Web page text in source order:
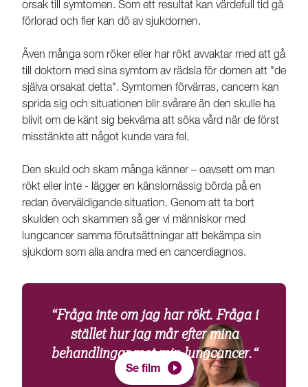
orsak till symtomen. Som ett resultat kan värdefull tid gå
förlorad och fler kan dö av sjukdomen.
Även många som röker eller har rökt avvaktar med att gå
till doktorn med sina symtom av rädsla för domen att "de
själva orsakat detta". Symtomen förvärras, cancern kan
sprida sig och situationen blir svårare än den skulle ha
blivit om de känt sig bekväma att söka vård när de först
misstänkte att något kunde vara fel.
Den skuld och skam många känner – oavsett om man
rökt eller inte - lägger en känslomässig börda på en
redan överväldigande situation. Genom att ta bort
skulden och skammen så ger vi människor med
lungcancer samma förutsättningar att bekämpa sin
sjukdom som alla andra med en cancerdiagnos.
“Fråga inte om jag har rökt. Fråga i
stället hur jag mår efter mina
behandlingar mot min lungcancer.“
Se film